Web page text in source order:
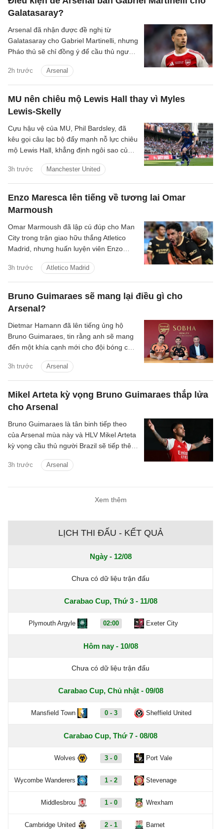
Galatasaray?
2h trước Arsenal
Arsenal đã nhận được đề nghị từ
Galatasaray cho Gabriel Martinelli, nhưng
Pháo thủ sẽ chỉ đồng ý để cầu thủ người
mới.
MU nên chiêu mộ Lewis Hall thay vì Myles
Lewis-Skelly
3h trước Manchester United
Cựu hậu vệ của MU, Phil Bardsley, đã
kêu gọi câu lạc bộ đẩy mạnh nỗ lực chiêu
mộ Lewis Hall, khẳng định ngôi sao của
cho sân Old Trafford.
Enzo Maresca lên tiếng về tương lai Omar
Marmoush
3h trước Atletico Madrid
Omar Marmoush đã lập cú đúp cho Man
City trong trận giao hữu thắng Atletico
Madrid, nhưng huấn luyện viên Enzo
anh.
Bruno Guimaraes sẽ mang lại điều gì cho
Arsenal?
3h trước Arsenal
Dietmar Hamann đã lên tiếng ủng hộ
Bruno Guimaraes, tin rằng anh sẽ mang
đến một khía cạnh mới cho đội bóng của
Mikel Arteta kỳ vọng Bruno Guimaraes thắp lửa
cho Arsenal
3h trước Arsenal
Bruno Guimaraes là tân binh tiếp theo
của Arsenal mùa này và HLV Mikel Arteta
kỳ vọng cầu thủ người Brazil sẽ tiếp thêm
Xem thêm
LỊCH THI ĐẤU - KẾT QUẢ
Ngày - 12/08
Chưa có dữ liệu trận đấu
Carabao Cup, Thứ 3 - 11/08
Plymouth Argyle 02:00 Exeter City
Hôm nay - 10/08
Chưa có dữ liệu trận đấu
Carabao Cup, Chủ nhật - 09/08
Mansfield Town 0 - 3 Sheffield United
Carabao Cup, Thứ 7 - 08/08
Wolves 3 - 0 Port Vale
Wycombe Wanderers 1 - 2 Stevenage
Middlesbrou 1 - 0 Wrexham
Cambridge United 2 - 1 Barnet